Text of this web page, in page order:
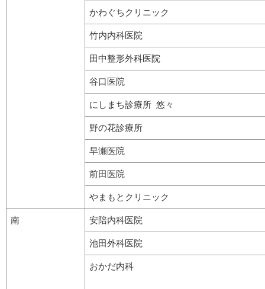
かわぐちクリニック
竹内内科医院
田中整形外科医院
谷口医院
にしまち診療所 悠々
野の花診療所
早瀬医院
前田医院
やまもとクリニック
南 安陪内科医院
池田外科医院
おかだ内科